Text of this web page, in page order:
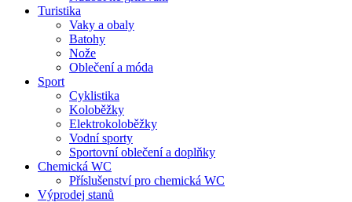
Turistika
Vaky a obaly
Batohy
Nože
Oblečení a móda
Sport
Cyklistika
Koloběžky
Elektrokoloběžky
Vodní sporty
Sportovní oblečení a doplňky
Chemická WC
Příslušenství pro chemická WC
Výprodej stanů